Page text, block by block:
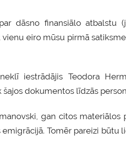
dāsno finansiālo atbalstu
eiro mūsu pirmā
iestrādājis Teodora
dokumentos līdzās
gan citos
Tomēr pareizi būtu